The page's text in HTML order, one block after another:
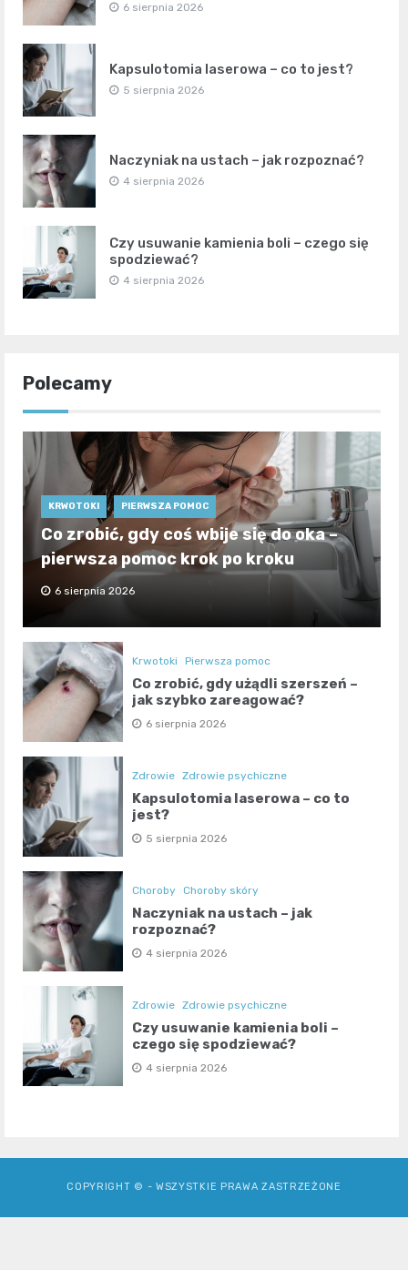
6 sierpnia 2026
Kapsulotomia laserowa – co to jest?
5 sierpnia 2026
Naczyniak na ustach – jak rozpoznać?
4 sierpnia 2026
Czy usuwanie kamienia boli – czego się
spodziewać?
4 sierpnia 2026
Polecamy
KRWOTOKI PIERWSZA POMOC
Co zrobić, gdy coś wbije się do oka –
pierwsza pomoc krok po kroku
6 sierpnia 2026
Krwotoki Pierwsza pomoc
Co zrobić, gdy użądli szerszeń –
jak szybko zareagować?
6 sierpnia 2026
Zdrowie Zdrowie psychiczne
Kapsulotomia laserowa – co to
jest?
5 sierpnia 2026
Choroby Choroby skóry
Naczyniak na ustach – jak
rozpoznać?
4 sierpnia 2026
Zdrowie Zdrowie psychiczne
Czy usuwanie kamienia boli –
czego się spodziewać?
4 sierpnia 2026
COPYRIGHT © - WSZYSTKIE PRAWA ZASTRZEŻONE